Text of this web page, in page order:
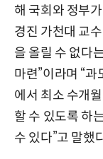
해 국회와 정부
경진 가천대 교
을 올릴 수 없다
마련”이라며 “
에서 최소 수개
할 수 있도록 하
수 있다”고 말했